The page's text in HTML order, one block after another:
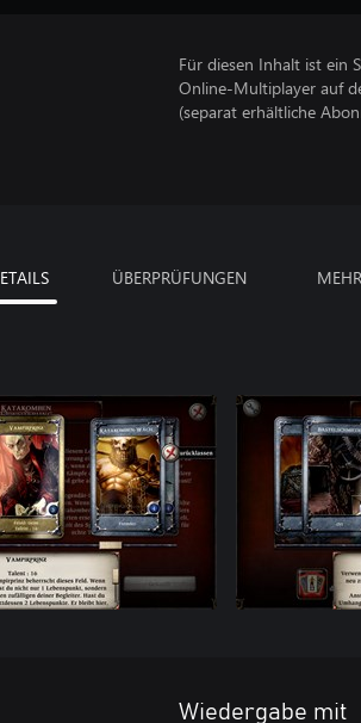
Für diesen Inhalt ist ein
Online-Multiplayer auf
(separat erhältliche
ÜBERPRÜFUNGEN MEHR
Wiedergabe mit